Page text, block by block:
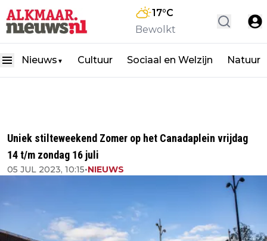
17°C
Bewolkt
Nieuws ▼ Cultuur Sociaal en Welzijn Natuur
Uniek stilteweekend Zomer op het Canadaplein vrijdag
14 t/m zondag 16 juli
05 JUL 2023, 10:15•NIEUWS